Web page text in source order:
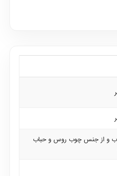
و از جنس چوب روس و حباب